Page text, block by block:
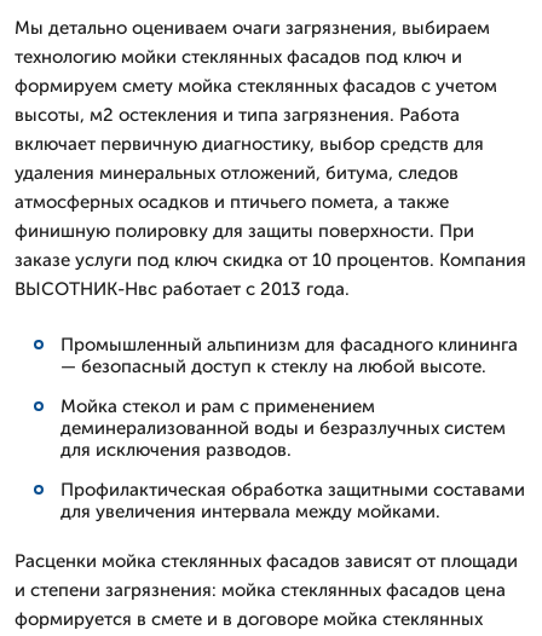
Мы детально оцениваем очаги загрязнения, выбираем
технологию мойки стеклянных фасадов под ключ и
формируем смету мойка стеклянных фасадов с учетом
высоты, м2 остекления и типа загрязнения. Работа
включает первичную диагностику, выбор средств для
удаления минеральных отложений, битума, следов
атмосферных осадков и птичьего помета, а также
финишную полировку для защиты поверхности. При
заказе услуги под ключ скидка от 10 процентов. Компания
ВЫСОТНИК-Нвс работает с 2013 года.
Промышленный альпинизм для фасадного клининга
— безопасный доступ к стеклу на любой высоте.
Мойка стекол и рам с применением
деминерализованной воды и безразлучных систем
для исключения разводов.
Профилактическая обработка защитными составами
для увеличения интервала между мойками.
Расценки мойка стеклянных фасадов зависят от площади
и степени загрязнения: мойка стеклянных фасадов цена
формируется в смете и в договоре мойка стеклянных